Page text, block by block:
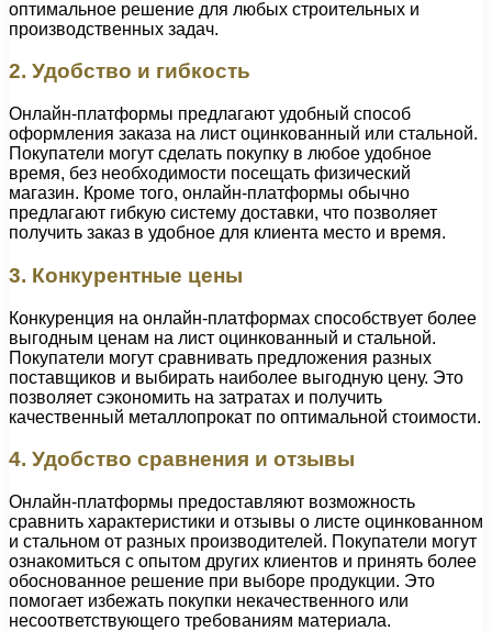
оптимальное решение для любых строительных и
производственных задач.
2. Удобство и гибкость
Онлайн-платформы предлагают удобный способ
оформления заказа на лист оцинкованный или стальной.
Покупатели могут сделать покупку в любое удобное
время, без необходимости посещать физический
магазин. Кроме того, онлайн-платформы обычно
предлагают гибкую систему доставки, что позволяет
получить заказ в удобное для клиента место и время.
3. Конкурентные цены
Конкуренция на онлайн-платформах способствует более
выгодным ценам на лист оцинкованный и стальной.
Покупатели могут сравнивать предложения разных
поставщиков и выбирать наиболее выгодную цену. Это
позволяет сэкономить на затратах и получить
качественный металлопрокат по оптимальной стоимости.
4. Удобство сравнения и отзывы
Онлайн-платформы предоставляют возможность
сравнить характеристики и отзывы о листе оцинкованном
и стальном от разных производителей. Покупатели могут
ознакомиться с опытом других клиентов и принять более
обоснованное решение при выборе продукции. Это
помогает избежать покупки некачественного или
несоответствующего требованиям материала.